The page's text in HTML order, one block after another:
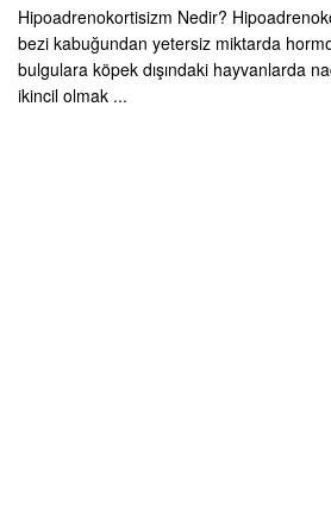
Hipoadrenokortisizm Nedir?
bezi kabuğundan yetersiz miktarda
bulgulara köpek dışındaki hayvanlarda
ikincil olmak ...